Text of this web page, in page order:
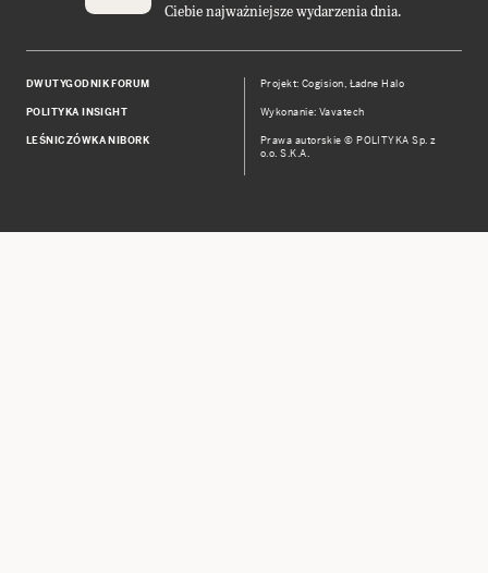
Ciebie najważniejsze wydarzenia dnia.
DWUTYGODNIK FORUM
POLITYKA INSIGHT
LEŚNICZÓWKA NIBORK
Projekt:Cogision, Ładne Halo
Wykonanie: Vavatech
Prawa autorskie © POLITYKA Sp. z
o.o. S.K.A.